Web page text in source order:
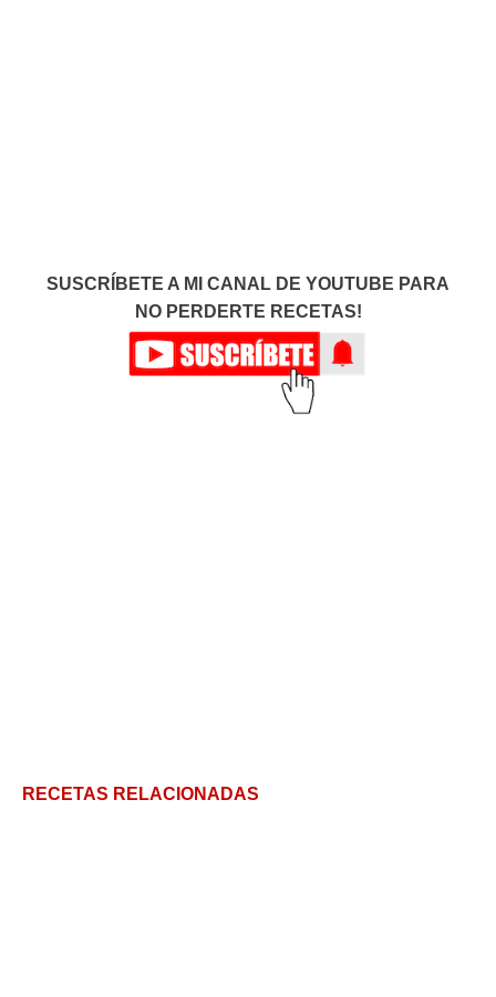
SUSCRÍBETE A MI CANAL DE YOUTUBE PARA
NO PERDERTE RECETAS!
RECETAS RELACIONADAS